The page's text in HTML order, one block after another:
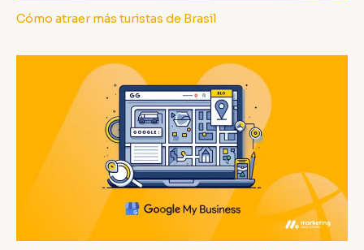
Cómo atraer más turistas de Brasil